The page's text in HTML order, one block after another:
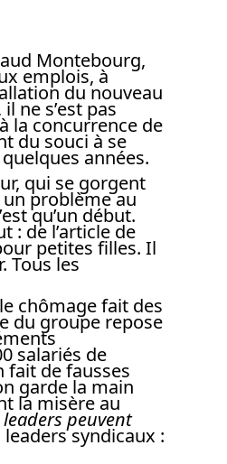
Montebourg,
emplois, à
du nouveau
ne s’est pas
la concurrence de
du souci à se
années.
qui se gorgent
problème au
qu’un début.
: de l’article de
petites filles. Il
Tous les
chômage fait des
du groupe repose
salariés de
fait de fausses
garde la main
la misère au
leaders peuvent
syndicaux :